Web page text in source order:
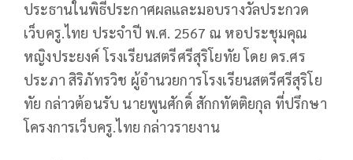
ประธานในพิธีประกาศผลและมอบรางวัลประกวด
เว็บครู.ไทย ประจำปี พ.ศ. 2567 ณ หอประชุมคุณ
หญิงประยงค์ โรงเรียนสตรีศรีสุริโยทัย โดย ดร.ศร
ประภา สิริภัทรวิช ผู้อำนวยการโรงเรียนสตรีศรีสุริโย
ทัย กล่าวต้อนรับ นายพูนศักดิ์ สักกทัตติยกุล ที่ปรึกษา
โครงการเว็บครู.ไทย กล่าวรายงาน